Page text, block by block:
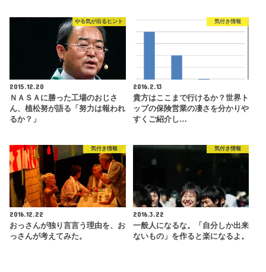
やる気が出るヒント
2015.12.20
ＮＡＳＡに勝った工場のおじさ
ん、植松努が語る「努力は報われ
るか？」
気付き情報
2016.2.13
貴方はここまで行けるか？世界ト
ップの保険営業の凄さを分かりや
すくご紹介し…
気付き情報
2016.12.22
おっさんが独り言言う理由を、お
っさんが考えてみた。
気付き情報
2016.3.22
一般人になるな。「自分しか出来
ないもの」を作ると楽になるよ。